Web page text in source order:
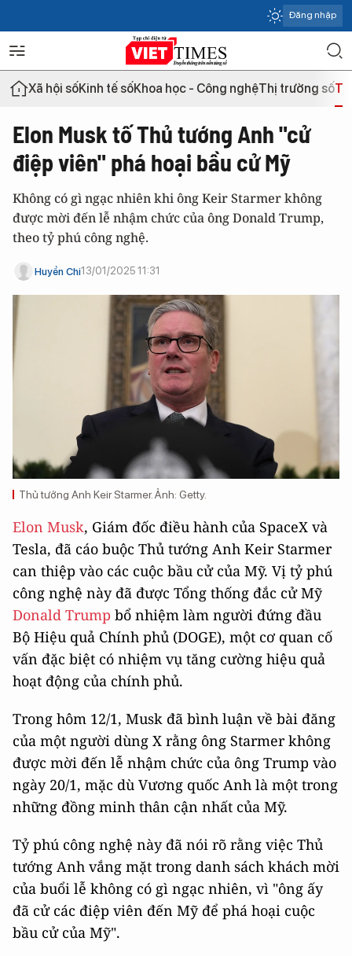
Đăng nhập
Xã hội sốKinh tế sốKhoa học - Công nghệThị trường số
Elon Musk tố Thủ tướng Anh "cử
điệp viên" phá hoại bầu cử Mỹ
Không có gì ngạc nhiên khi ông Keir Starmer không
được mời đến lễ nhậm chức của ông Donald Trump,
theo tỷ phú công nghệ.
Huyền Chi13/01/2025 11:31
Thủ tướng Anh Keir Starmer. Ảnh: Getty.
Elon Musk, Giám đốc điều hành của SpaceX và
Tesla, đã cáo buộc Thủ tướng Anh Keir Starmer
can thiệp vào các cuộc bầu cử của Mỹ. Vị tỷ phú
công nghệ này đã được Tổng thống đắc cử Mỹ
Donald Trump bổ nhiệm làm người đứng đầu
Bộ Hiệu quả Chính phủ (DOGE), một cơ quan cố
vấn đặc biệt có nhiệm vụ tăng cường hiệu quả
hoạt động của chính phủ.
Trong hôm 12/1, Musk đã bình luận về bài đăng
của một người dùng X rằng ông Starmer không
được mời đến lễ nhậm chức của ông Trump vào
ngày 20/1, mặc dù Vương quốc Anh là một trong
những đồng minh thân cận nhất của Mỹ.
Tỷ phú công nghệ này đã nói rõ rằng việc Thủ
tướng Anh vắng mặt trong danh sách khách mời
của buổi lễ không có gì ngạc nhiên, vì "ông ấy
đã cử các điệp viên đến Mỹ để phá hoại cuộc
bầu cử của Mỹ".